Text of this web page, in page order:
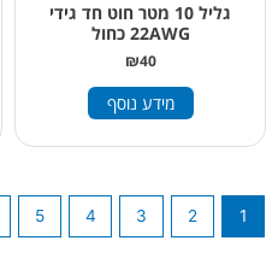
גליל 10 מטר חוט חד גידי
22AWG כחול
₪40
מידע נוסף
1
2
3
4
5